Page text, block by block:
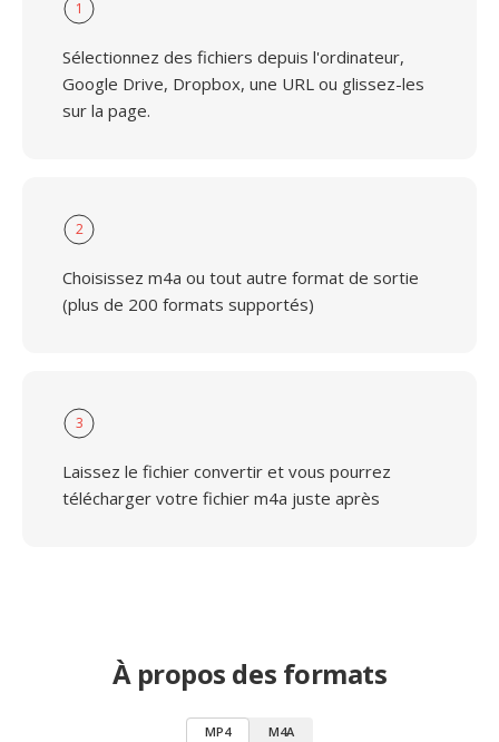
1
Sélectionnez des fichiers depuis l'ordinateur,
Google Drive, Dropbox, une URL ou glissez-les
sur la page.
2
Choisissez m4a ou tout autre format de sortie
(plus de 200 formats supportés)
3
Laissez le fichier convertir et vous pourrez
télécharger votre fichier m4a juste après
À propos des formats
MP4 M4A